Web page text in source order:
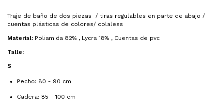
Traje de baño de dos piezas / tiras regulables en parte de abajo /
cuentas plásticas de colores/ colaless
Material: Poliamida 82% , Lycra 18% , Cuentas de pvc
Talle:
S
Pecho: 80 - 90 cm
Cadera: 85 - 100 cm